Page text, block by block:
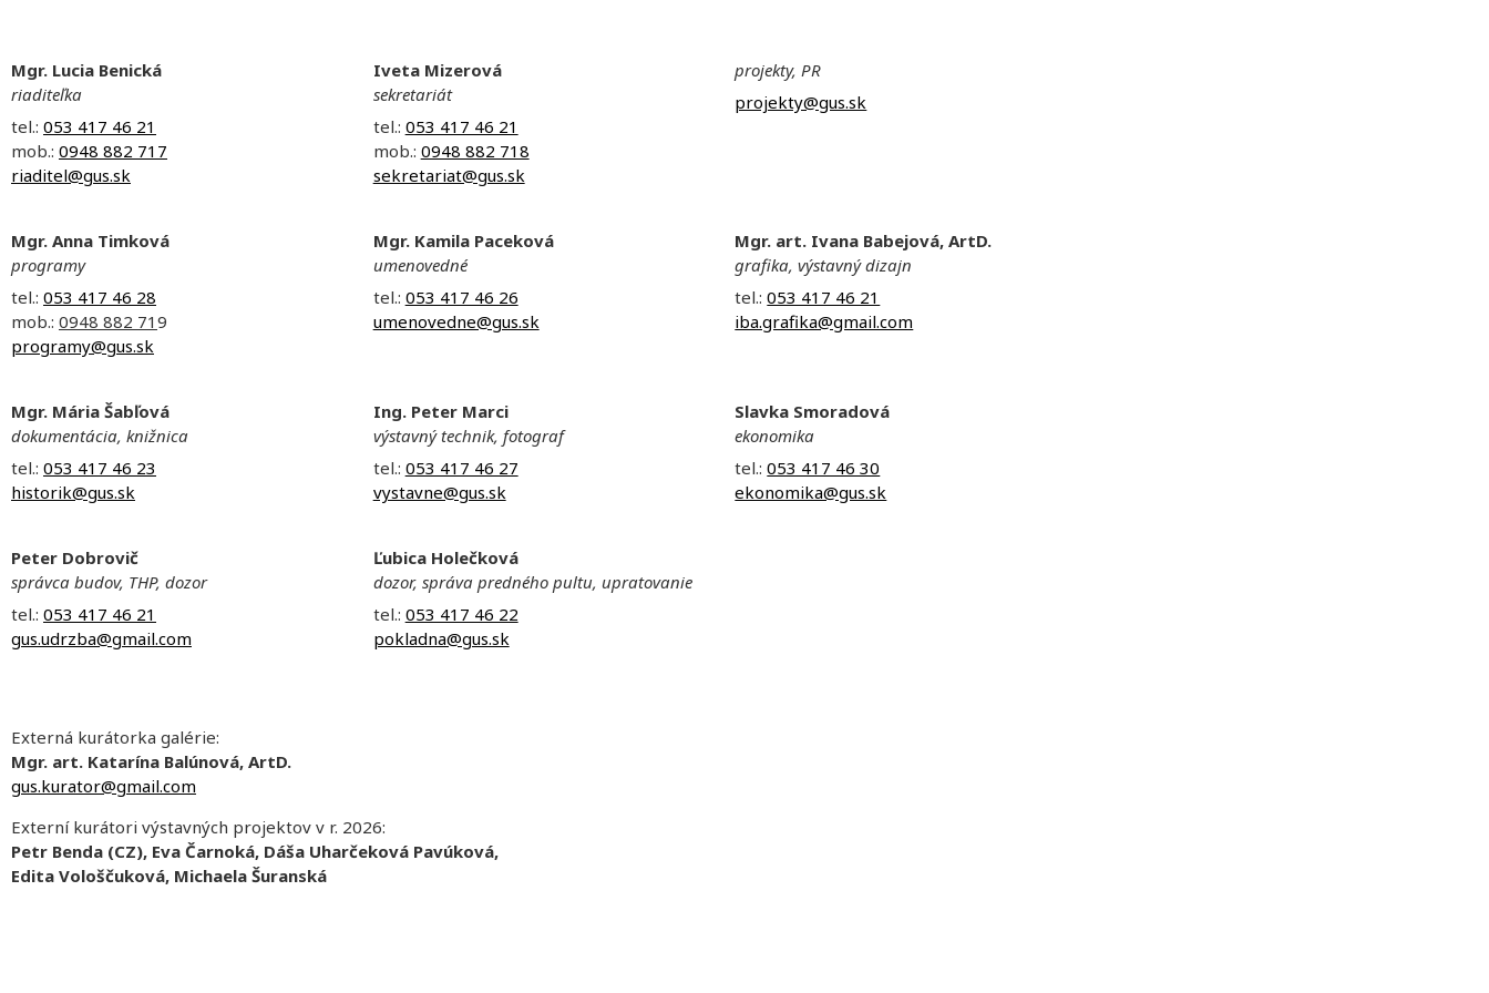
Mgr. Lucia Benická
riaditeľka
tel.: 053 417 46 21
mob.: 0948 882 717
riaditel@gus.sk
Iveta Mizerová
sekretariát
tel.: 053 417 46 21
mob.: 0948 882 718
sekretariat@gus.sk
projekty, PR
projekty@gus.sk
Mgr. Anna Timková
programy
tel.: 053 417 46 28
mob.: 0948 882 71 9
programy@gus.sk
Mgr. Kamila Paceková
umenovedné
tel.: 053 417 46 26
umenovedne@gus.sk
Mgr. art. Ivana Babejová, ArtD.
grafika, výstavný dizajn
tel.:053 417 46 21
iba.grafika@gmail.com
Mgr. Mária Šabľová
dokumentácia, knižnica
tel.: 053 417 46 23
historik@gus.sk
Ing. Peter Marci
výstavný technik, fotograf
tel.: 053 417 46 27
vystavne@gus.sk
Slavka Smoradová
ekonomika
tel.:053 417 46 30
ekonomika@gus.sk
Peter Dobrovič
správca budov, THP, dozor
tel.: 053 417 46 21
gus.udrzba@gmail.com
Ľubica Holečková
dozor, správa predného pultu, upratovanie
tel.: 053 417 46 22
pokladna@gus.sk
Externá kurátorka galérie:
Mgr. art. Katarína Balúnová, ArtD.
gus.kurator@gmail.com
Externí kurátori výstavných projektov v r. 2026:
Petr Benda (CZ), Eva Čarnoká, Dáša Uharčeková Pavúková,
Edita Vološčuková, Michaela Šuranská